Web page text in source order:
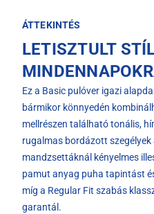
ÁTTEKINTÉS
LETISZTULT
Ez a Basic pulóver igazi
bármikor könnyedén
mellrészen található tonális,
rugalmas bordázott szegélyek
mandzsettáknál kényelmes
pamut anyag puha tapintást
míg a Regular Fit szabás
garantál.